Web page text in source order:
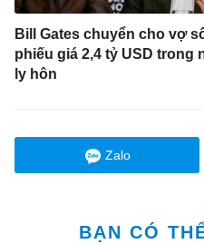
Bill Gates chuyển cho vợ
phiếu giá 2,4 tỷ USD trong
ly hôn
Zalo
BẠN CÓ